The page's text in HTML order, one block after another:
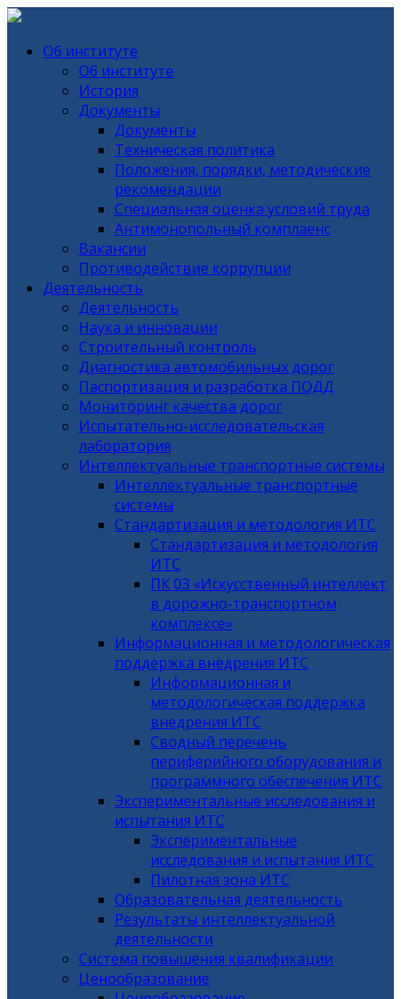
Об институте
Об институте
История
Документы
Документы
Техническая политика
Положения, порядки, методические
рекомендации
Специальная оценка условий труда
Антимонопольный комплаенс
Вакансии
Противодействие коррупции
Деятельность
Деятельность
Наука и инновации
Строительный контроль
Диагностика автомобильных дорог
Паспортизация и разработка ПОДД
Мониторинг качества дорог
Испытательно-исследовательская
лаборатория
Интеллектуальные транспортные системы
Интеллектуальные транспортные
системы
Стандартизация и методология ИТС
Стандартизация и методология
ИТС
ПК 03 «Искусственный интеллект
в дорожно-транспортном
комплексе»
Информационная и методологическая
поддержка внедрения ИТС
Информационная и
методологическая поддержка
внедрения ИТС
Сводный перечень
периферийного оборудования и
программного обеспечения ИТС
Экспериментальные исследования и
испытания ИТС
Экспериментальные
исследования и испытания ИТС
Пилотная зона ИТС
Образовательная деятельность
Результаты интеллектуальной
деятельности
Система повышения квалификации
Ценообразование